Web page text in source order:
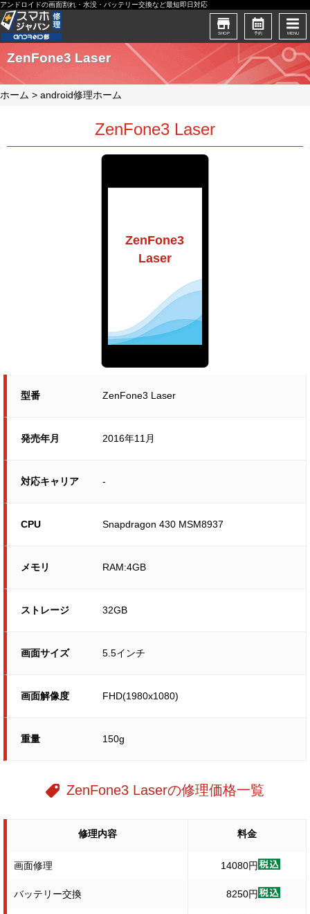
アンドロイドの画面割れ・水没・バッテリー交換など最短即日対応
SHOP 予約 MENU
ZenFone3 Laser
ホーム > android修理ホーム
ZenFone3 Laser
ZenFone3
Laser
型番 ZenFone3 Laser
発売年月 2016年11月
対応キャリア -
CPU Snapdragon 430 MSM8937
メモリ RAM:4GB
ストレージ 32GB
画面サイズ 5.5インチ
画面解像度 FHD(1980x1080)
重量 150g
ZenFone3 Laserの修理価格一覧
修理内容 料金
画面修理 14080円
バッテリー交換 8250円